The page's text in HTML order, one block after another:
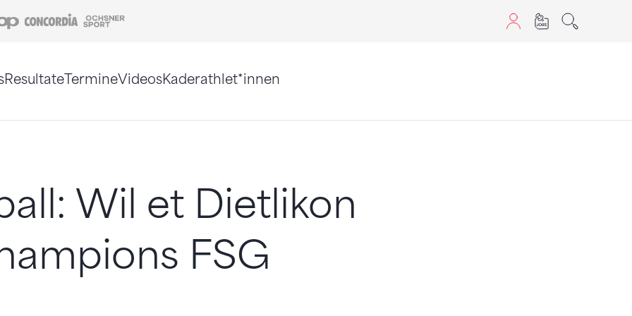
Coop Concordia
ResultateTermineVideosKaderathlet*innen
Wil et Dietlikon
FSG